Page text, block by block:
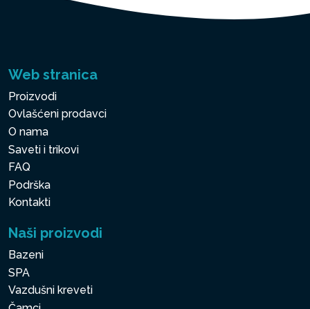
Web stranica
Proizvodi
Ovlašćeni prodavci
O nama
Saveti i trikovi
FAQ
Podrška
Kontakti
Naši proizvodi
Bazeni
SPA
Vazdušni kreveti